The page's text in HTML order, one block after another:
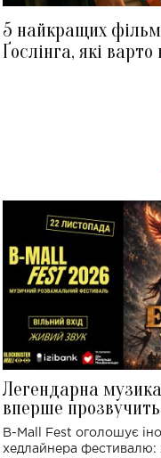
5 найкращих
Ґослінга, які
Легендарна
вперше
Україні: де
B-Mall Fest оголошує
хедлайнера фестивалю: